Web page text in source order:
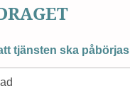
tjänsten ska påbörjas